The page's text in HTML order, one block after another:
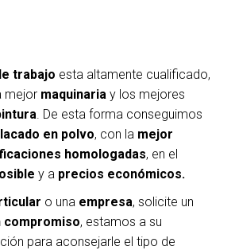
trabajo esta altamente cualificado,
mejor maquinaria y los mejores
. De esta forma conseguimos
lacado en polvo, con la mejor
homologadas, en el
y a precios económicos.
o una empresa, solicite un
compromiso, estamos a su
para aconsejarle el tipo de